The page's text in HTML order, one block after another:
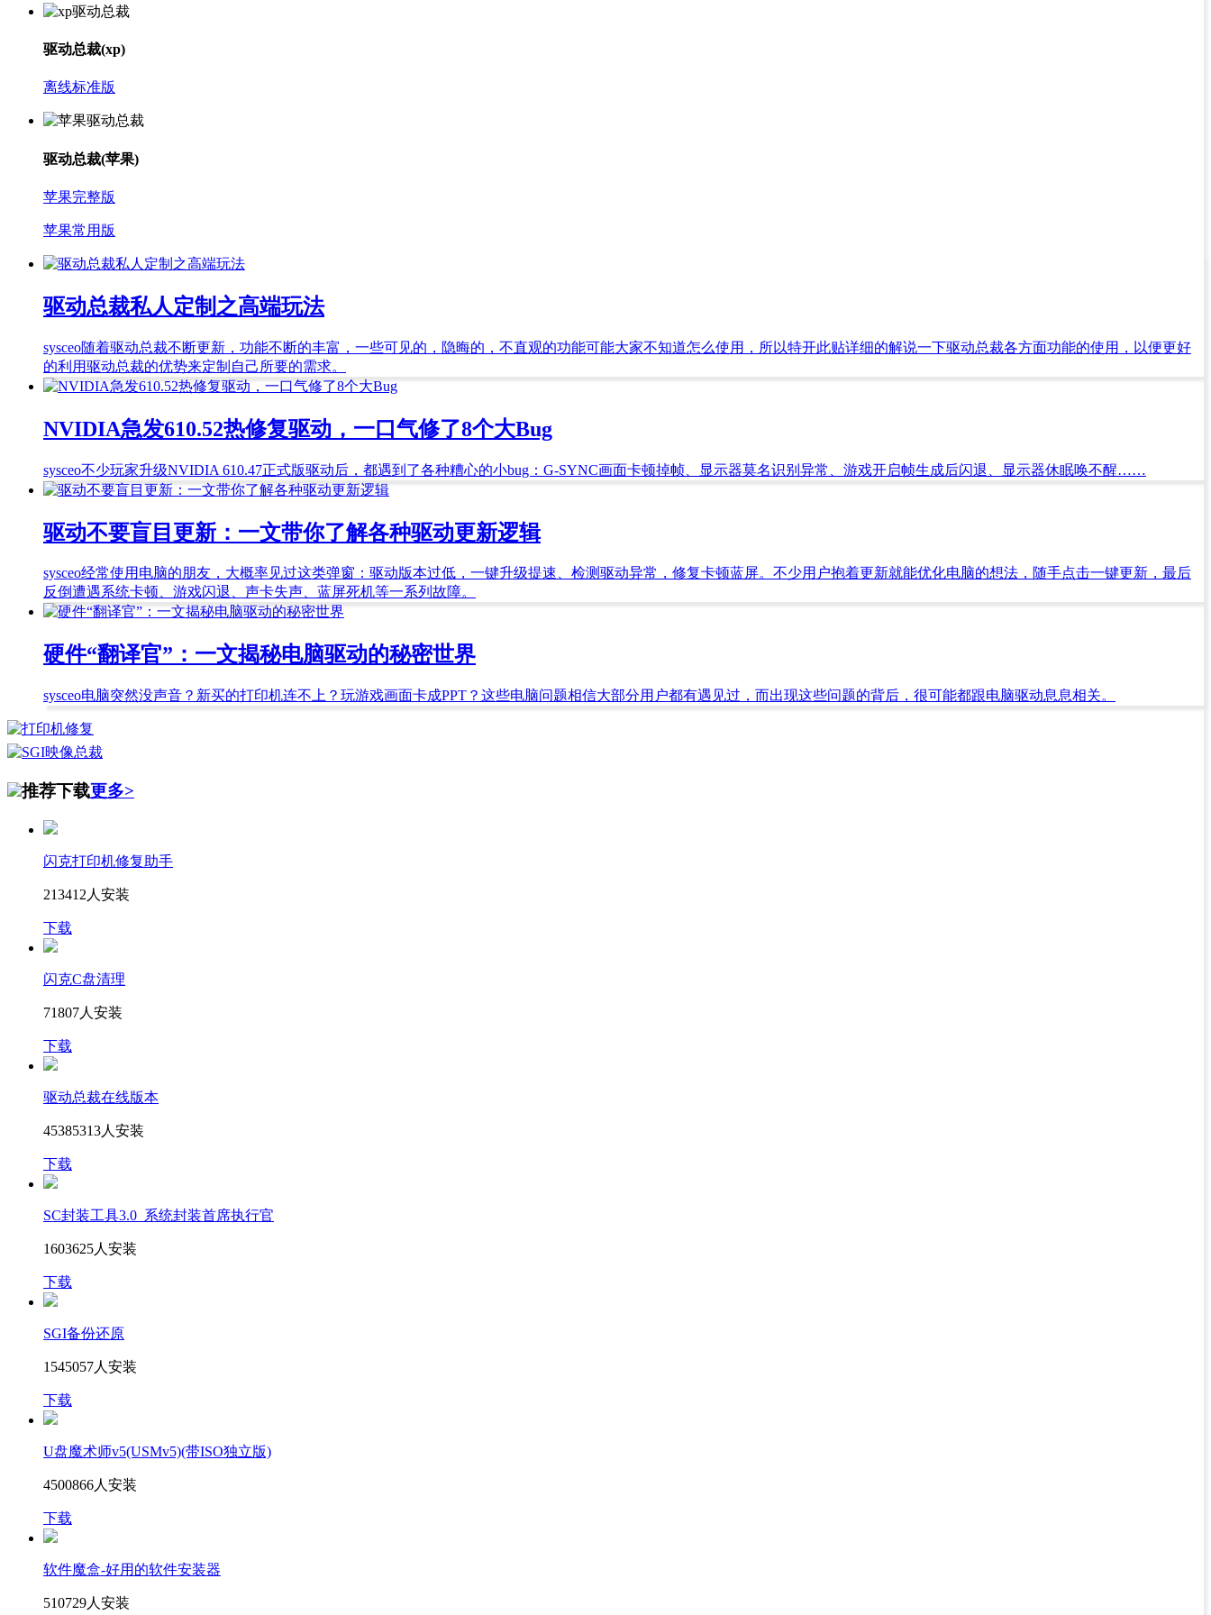
驱动总裁(xp)
离线标准版
驱动总裁(苹果)
苹果完整版
苹果常用版
驱动总裁私人定制之高端玩法
sysceo随着驱动总裁不断更新，功能不断的丰富，一些可见的，隐晦的，不直观的功能可能大家不知道怎么使用，所以特开此贴详细的解说一下驱动总裁各方面功能的使用，以便更好
的利用驱动总裁的优势来定制自己所要的需求。
NVIDIA急发610.52热修复驱动，一口气修了8个大Bug
sysceo​不少玩家升级NVIDIA 610.47正式版驱动后，都遇到了各种糟心的小bug：G-SYNC画面卡顿掉帧、显示器莫名识别异常、游戏开启帧生成后闪退、显示器休眠唤不醒……
驱动不要盲目更新：一文带你了解各种驱动更新逻辑
sysceo经常使用电脑的朋友，大概率见过这类弹窗：驱动版本过低，一键升级提速、检测驱动异常，修复卡顿蓝屏。不少用户抱着更新就能优化电脑的想法，随手点击一键更新，最后
反倒遭遇系统卡顿、游戏闪退、声卡失声、蓝屏死机等一系列故障。
硬件“翻译官”：一文揭秘电脑驱动的秘密世界
sysceo电脑突然没声音？新买的打印机连不上？玩游戏画面卡成PPT？这些电脑问题相信大部分用户都有遇见过，而出现这些问题的背后，很可能都跟电脑驱动息息相关。
推荐下载更多>
闪克打印机修复助手
213412人安装
下载
闪克C盘清理
71807人安装
下载
驱动总裁在线版本
45385313人安装
下载
SC封装工具3.0_系统封装首席执行官
1603625人安装
下载
SGI备份还原
1545057人安装
下载
U盘魔术师v5(USMv5)(带ISO独立版)
4500866人安装
下载
软件魔盒-好用的软件安装器
510729人安装